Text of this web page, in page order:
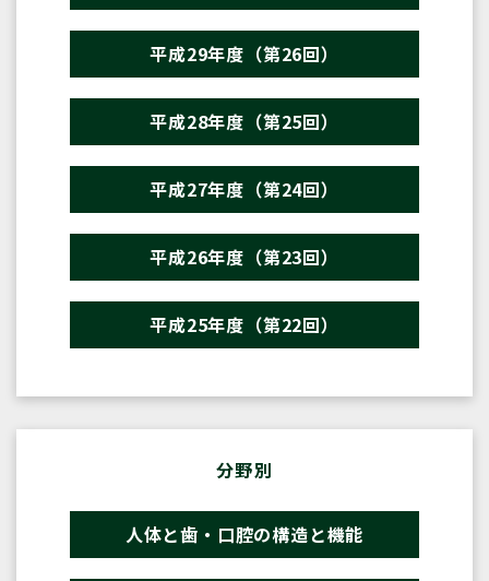
平成29年度（第26回）
平成28年度（第25回）
平成27年度（第24回）
平成26年度（第23回）
平成25年度（第22回）
分野別
人体と歯・口腔の構造と機能